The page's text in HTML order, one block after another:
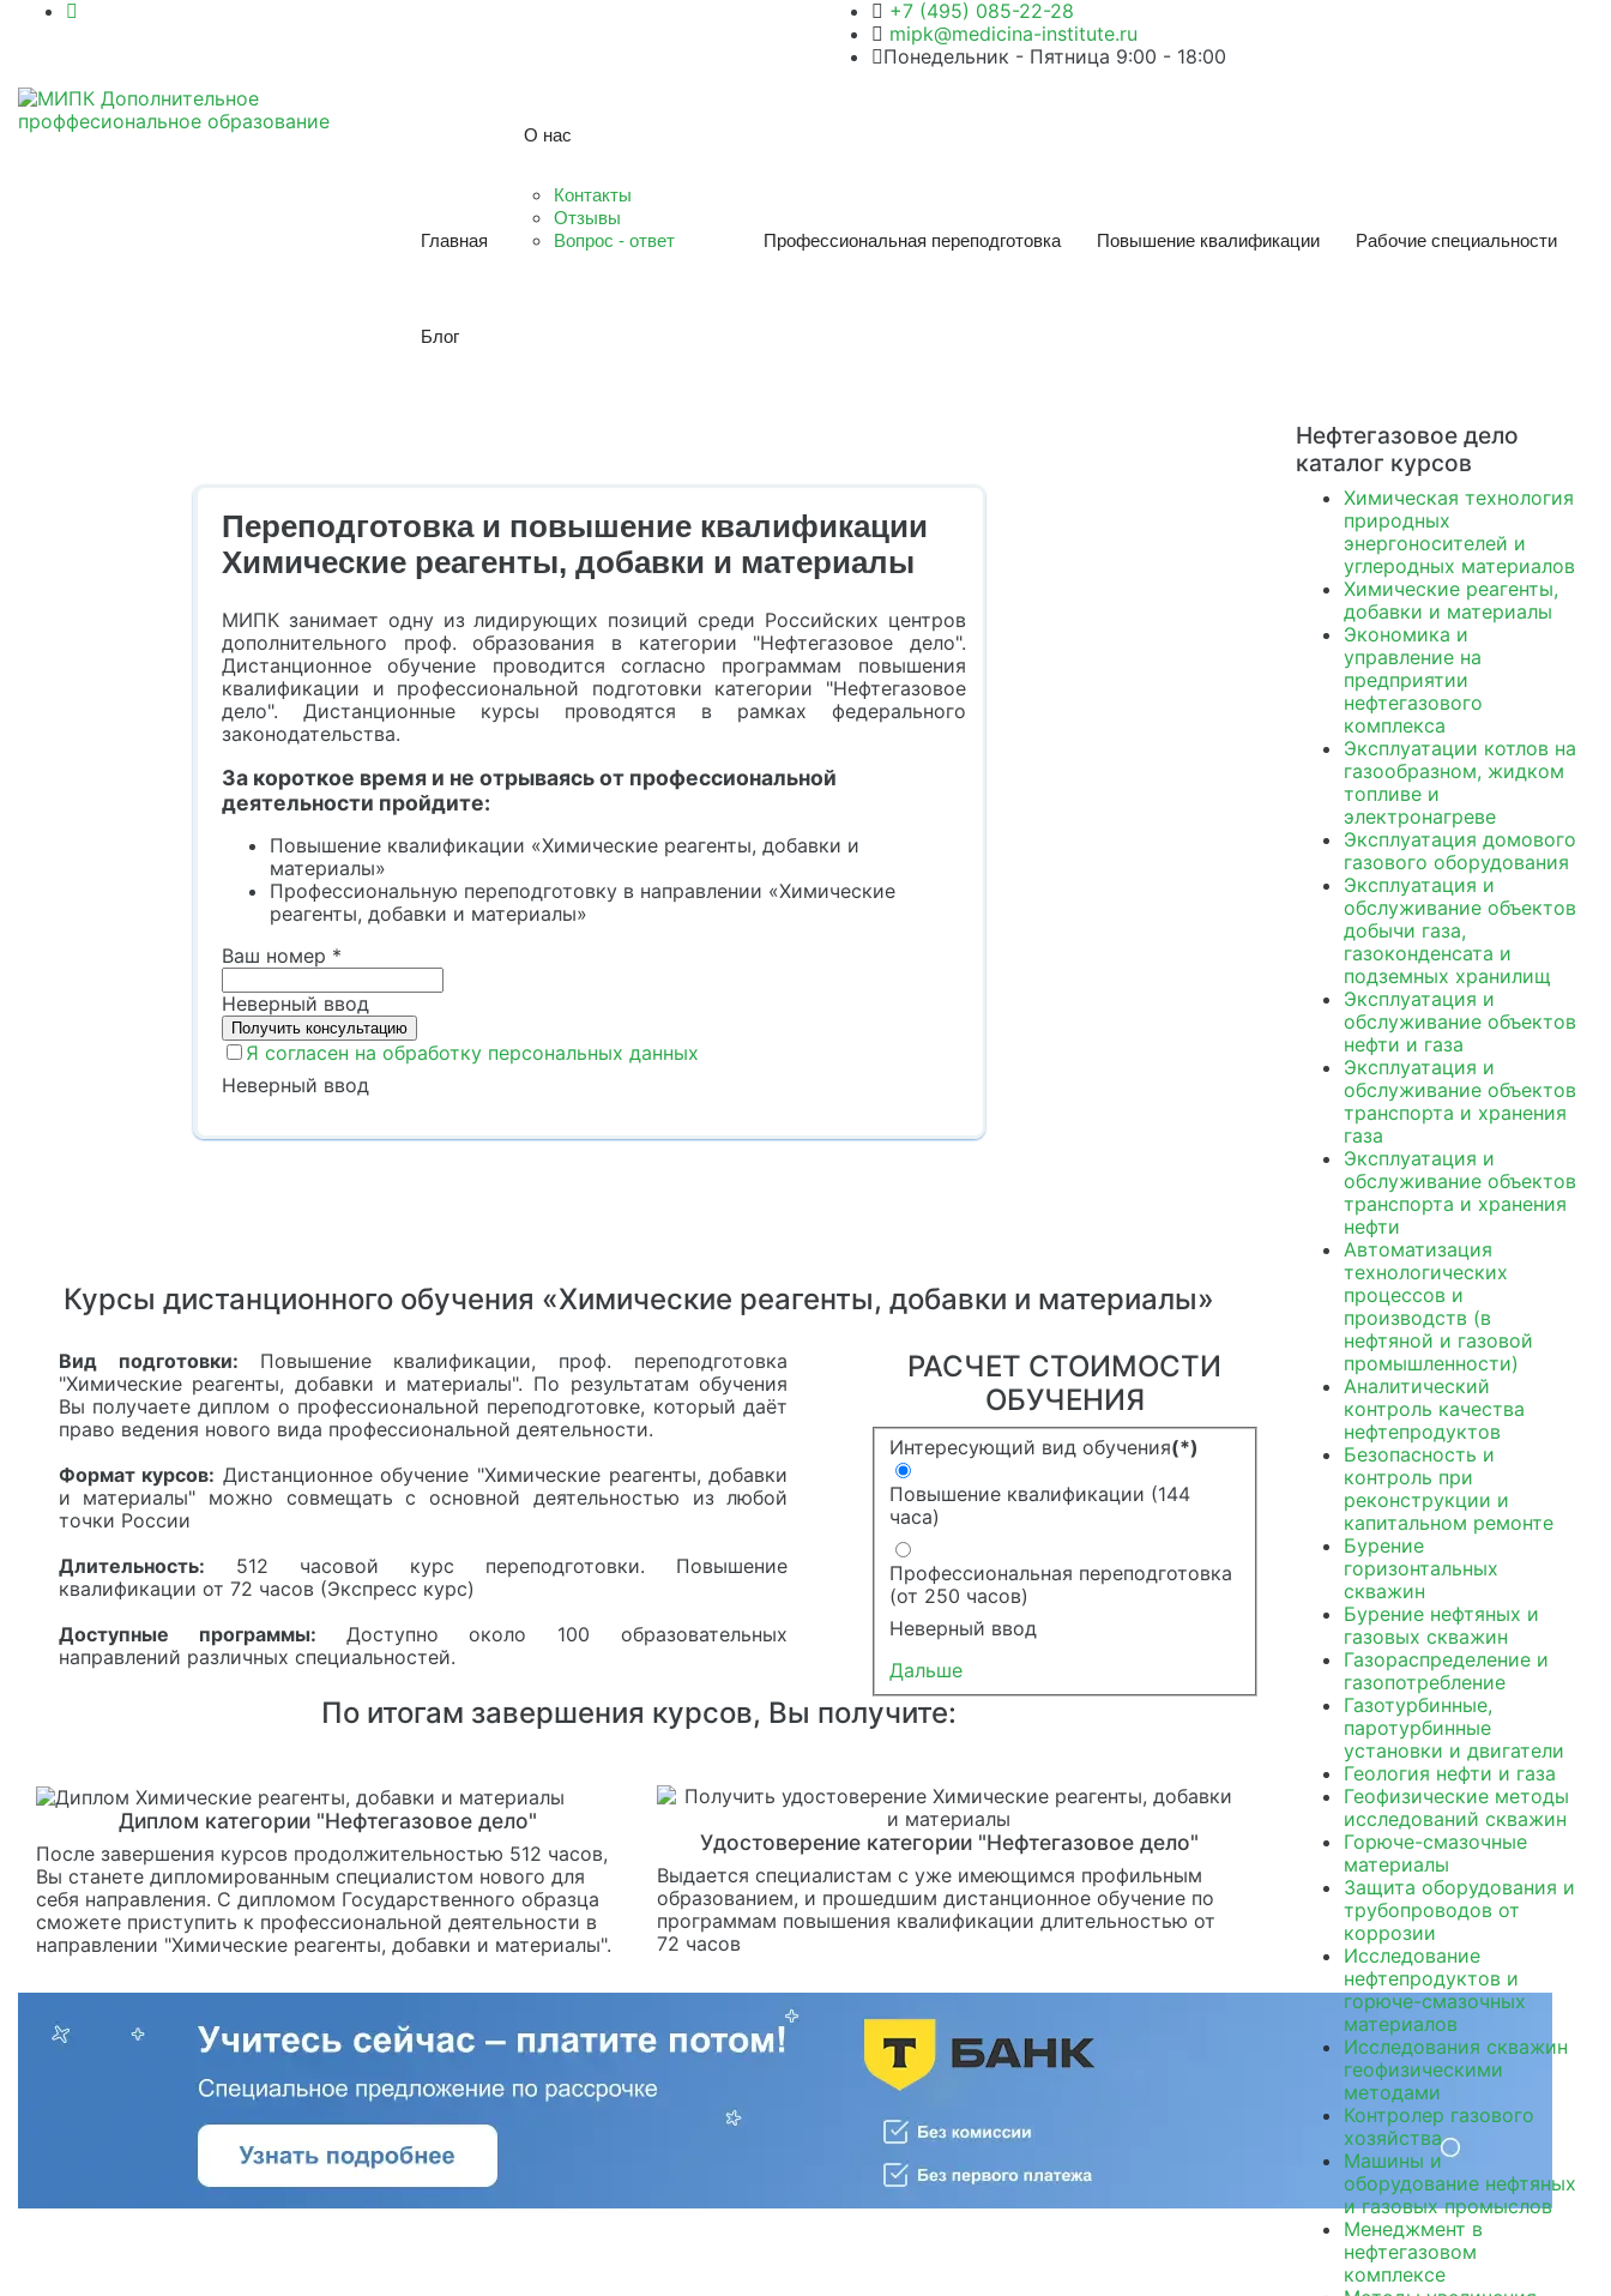
+7 (495) 085-22-28
mipk@medicina-institute.ru
Понедельник - Пятница 9:00 - 18:00
Главная
О нас
Контакты
Отзывы
Вопрос - ответ
Профессиональная переподготовка Повышение квалификации Рабочие специальности
Блог
Переподготовка и повышение квалификации
Химические реагенты, добавки и материалы
МИПК занимает одну из лидирующих позиций среди Российских центров
дополнительного проф. образования в категории "Нефтегазовое дело".
Дистанционное обучение проводится согласно программам повышения
квалификации и профессиональной подготовки категории "Нефтегазовое
дело". Дистанционные курсы проводятся в рамках федерального
законодательства.
За короткое время и не отрываясь от профессиональной
деятельности пройдите:
Повышение квалификации «Химические реагенты, добавки и
материалы»
Профессиональную переподготовку в направлении «Химические
реагенты, добавки и материалы»
Ваш номер *
Неверный ввод
Я согласен на обработку персональных данных
Неверный ввод
Курсы дистанционного обучения «Химические реагенты, добавки и материалы»
Вид подготовки: Повышение квалификации, проф. переподготовка
"Химические реагенты, добавки и материалы". По результатам обучения
Вы получаете диплом о профессиональной переподготовке, который даёт
право ведения нового вида профессиональной деятельности.
Формат курсов: Дистанционное обучение "Химические реагенты, добавки
и материалы" можно совмещать с основной деятельностью из любой
точки России
Длительность: 512 часовой курс переподготовки. Повышение
квалификации от 72 часов (Экспресс курс)
Доступные программы: Доступно около 100 образовательных
направлений различных специальностей.
РАСЧЕТ СТОИМОСТИ
ОБУЧЕНИЯ
Интересующий вид обучения(*)
Повышение квалификации (144
часа)
Профессиональная переподготовка
(от 250 часов)
Неверный ввод
Дальше
По итогам завершения курсов, Вы получите:
Диплом категории "Нефтегазовое дело"
После завершения курсов продолжительностью 512 часов,
Вы станете дипломированным специалистом нового для
себя направления. С дипломом Государственного образца
сможете приступить к профессиональной деятельности в
направлении "Химические реагенты, добавки и материалы".
Удостоверение категории "Нефтегазовое дело"
Выдается специалистам с уже имеющимся профильным
образованием, и прошедшим дистанционное обучение по
программам повышения квалификации длительностью от
72 часов
Нефтегазовое дело
каталог курсов
Химическая технология
природных
энергоносителей и
углеродных материалов
Химические реагенты,
добавки и материалы
Экономика и
управление на
предприятии
нефтегазового
комплекса
Эксплуатации котлов на
газообразном, жидком
топливе и
электронагреве
Эксплуатация домового
газового оборудования
Эксплуатация и
обслуживание объектов
добычи газа,
газоконденсата и
подземных хранилищ
Эксплуатация и
обслуживание объектов
нефти и газа
Эксплуатация и
обслуживание объектов
транспорта и хранения
газа
Эксплуатация и
обслуживание объектов
транспорта и хранения
нефти
Автоматизация
технологических
процессов и
производств (в
нефтяной и газовой
промышленности)
Аналитический
контроль качества
нефтепродуктов
Безопасность и
контроль при
реконструкции и
капитальном ремонте
Бурение
горизонтальных
скважин
Бурение нефтяных и
газовых скважин
Газораспределение и
газопотребление
Газотурбинные,
паротурбинные
установки и двигатели
Геология нефти и газа
Геофизические методы
исследований скважин
Горюче-смазочные
материалы
Защита оборудования и
трубопроводов от
коррозии
Исследование
нефтепродуктов и
горюче-смазочных
материалов
Исследования скважин
геофизическими
методами
Контролер газового
хозяйства
Машины и
оборудование нефтяных
и газовых промыслов
Менеджмент в
нефтегазовом
комплексе